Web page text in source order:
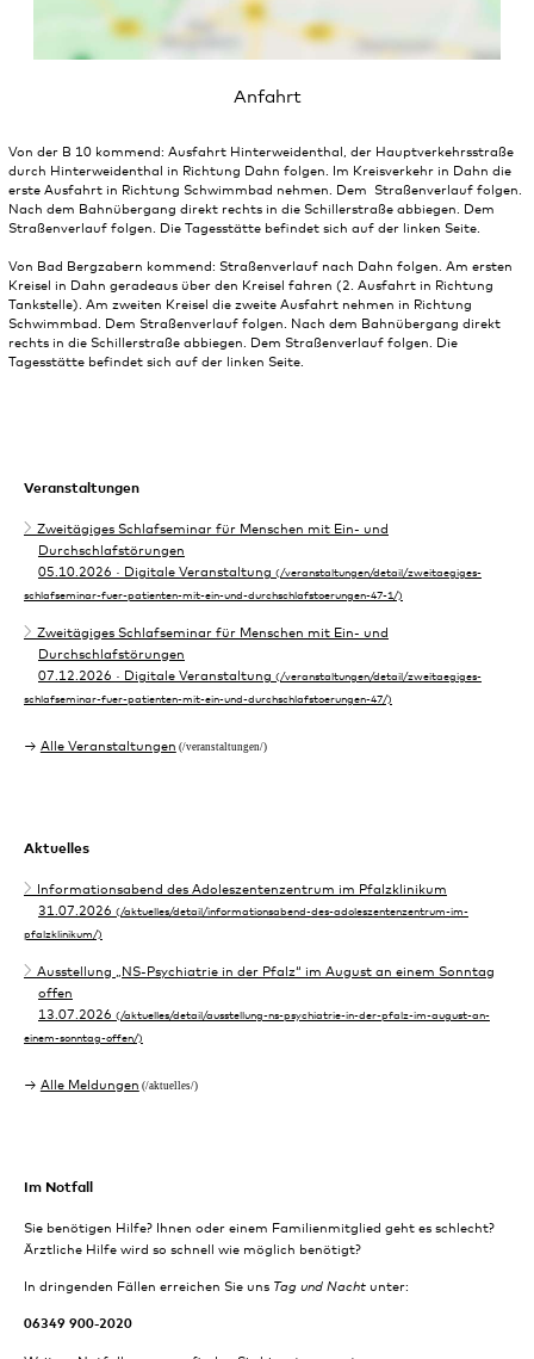
Anfahrt
Von der B 10 kommend: Ausfahrt Hinterweidenthal, der Hauptverkehrsstraße
durch Hinterweidenthal in Richtung Dahn folgen. Im Kreisverkehr in Dahn die
erste Ausfahrt in Richtung Schwimmbad nehmen. Dem Straßenverlauf folgen.
Nach dem Bahnübergang direkt rechts in die Schillerstraße abbiegen. Dem
Straßenverlauf folgen. Die Tagesstätte befindet sich auf der linken Seite.
Von Bad Bergzabern kommend: Straßenverlauf nach Dahn folgen. Am ersten
Kreisel in Dahn geradeaus über den Kreisel fahren (2. Ausfahrt in Richtung
Tankstelle). Am zweiten Kreisel die zweite Ausfahrt nehmen in Richtung
Schwimmbad. Dem Straßenverlauf folgen. Nach dem Bahnübergang direkt
rechts in die Schillerstraße abbiegen. Dem Straßenverlauf folgen. Die
Tagesstätte befindet sich auf der linken Seite.
Veranstaltungen
Zweitägiges Schlafseminar für Menschen mit Ein- und
Durchschlafstörungen
05.10.2026 · Digitale Veranstaltung
Zweitägiges Schlafseminar für Menschen mit Ein- und
Durchschlafstörungen
07.12.2026 · Digitale Veranstaltung
Alle Veranstaltungen
Aktuelles
Informationsabend des Adoleszentenzentrum im Pfalzklinikum
31.07.2026
Ausstellung „NS-Psychiatrie in der Pfalz“ im August an einem Sonntag
offen
13.07.2026
Alle Meldungen
Im Notfall
Sie benötigen Hilfe? Ihnen oder einem Familienmitglied geht es schlecht?
Ärztliche Hilfe wird so schnell wie möglich benötigt?
In dringenden Fällen erreichen Sie uns Tag und Nachtunter:
06349 900-2020